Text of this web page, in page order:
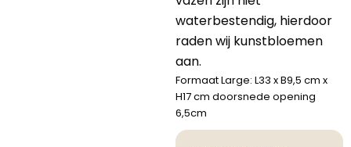
waterbestendig, hierdoor
raden wij kunstbloemen
aan.
Formaat Large: L33 x B9,5 cm x
H17 cm doorsnede opening
6,5cm